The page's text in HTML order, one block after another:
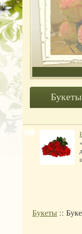
Букеты
Букеты ::